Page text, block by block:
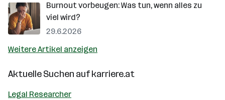
Burnout vorbeugen: Was tun, wenn alles zu
viel wird?
29.6.2026
Weitere Artikel anzeigen
Aktuelle Suchen aufkarriere.at
Legal Researcher